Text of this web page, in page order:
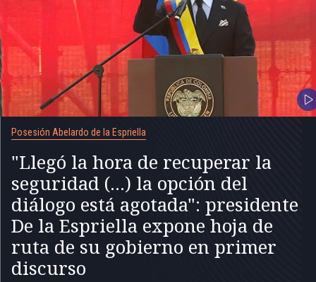
Posesión Abelardo de la Espriella
"Llegó la hora de recuperar la
seguridad (...) la opción del
diálogo está agotada": presidente
De la Espriella expone hoja de
ruta de su gobierno en primer
discurso